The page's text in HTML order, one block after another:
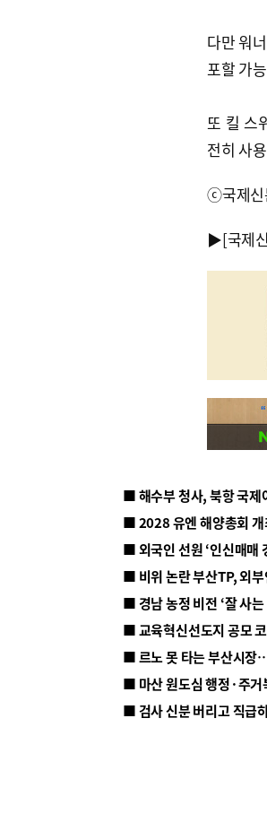
다만 워
포할 가
또 킬 스
전히 사
ⓒ국제신
▶[국제
■ 해수부 청사, 북항 국제
■ 2028 유엔 해양총회 개
■ 외국인 선원 ‘인신매매
■ 비위 논란 부산TP, 외부
■ 르노 못 타는 부산시장
■ 마산 원도심 행정·주거